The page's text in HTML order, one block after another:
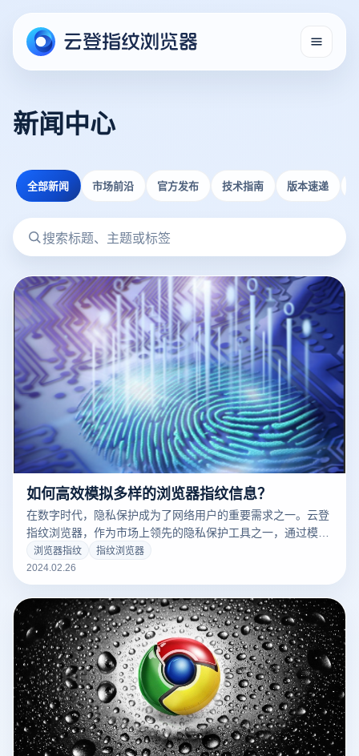
新闻中心
全部新闻 市场前沿 官方发布 技术指南 版本速递
如何高效模拟多样的浏览器指纹信息？
在数字时代，隐私保护成为了网络用户的重要需求之一。云登
指纹浏览器，作为市场上领先的隐私保护工具之一，通过模拟
多种浏览器指纹信息，为用户提供了一个安全、匿名的上网环
境。那么，云登指纹浏览器是如何实现这一功能的呢？让我们
一探究竟。
浏览器指纹
指纹浏览器
2024.02.26